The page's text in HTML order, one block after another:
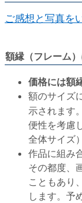
ご感想と写真を
額縁（フレーム
価格には額
額のサイズ
示されます
便性を考慮
全体サイズ
作品に組み
その都度、
こともあり
します。予